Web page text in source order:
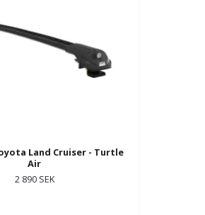
Land Cruiser - Turtle
Air
2 890 SEK